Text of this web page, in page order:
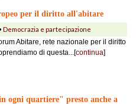
per il diritto all'abitare
Democrazia e partecipazione
Abitare, rete nazionale per il diritto
di questa...[continua]
ogni quartiere" presto anche a